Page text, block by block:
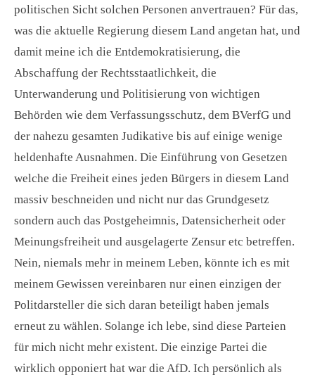
politischen Sicht solchen Personen anvertrauen? Für das,
was die aktuelle Regierung diesem Land angetan hat, und
damit meine ich die Entdemokratisierung, die
Abschaffung der Rechtsstaatlichkeit, die
Unterwanderung und Politisierung von wichtigen
Behörden wie dem Verfassungsschutz, dem BVerfG und
der nahezu gesamten Judikative bis auf einige wenige
heldenhafte Ausnahmen. Die Einführung von Gesetzen
welche die Freiheit eines jeden Bürgers in diesem Land
massiv beschneiden und nicht nur das Grundgesetz
sondern auch das Postgeheimnis, Datensicherheit oder
Meinungsfreiheit und ausgelagerte Zensur etc betreffen.
Nein, niemals mehr in meinem Leben, könnte ich es mit
meinem Gewissen vereinbaren nur einen einzigen der
Politdarsteller die sich daran beteiligt haben jemals
erneut zu wählen. Solange ich lebe, sind diese Parteien
für mich nicht mehr existent. Die einzige Partei die
wirklich opponiert hat war die AfD. Ich persönlich als